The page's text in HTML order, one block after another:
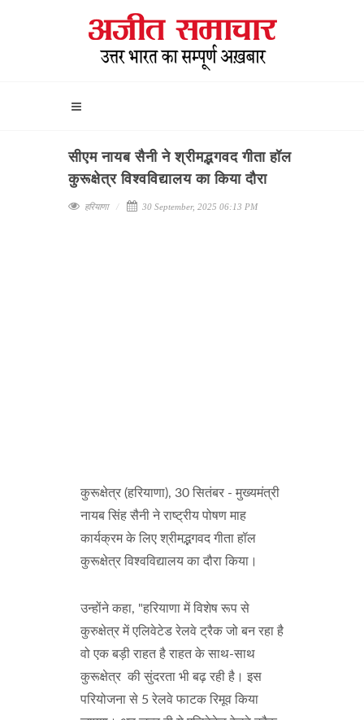
सीएम नायब सैनी ने श्रीमद्भगवद गीता हॉल
कुरूक्षेत्र विश्वविद्यालय का किया दौरा
हरियाणा 30 September, 2025 06:13 PM
कुरूक्षेत्र (हरियाणा), 30 सितंबर - मुख्यमंत्री
नायब सिंह सैनी ने राष्ट्रीय पोषण माह
कार्यक्रम के लिए श्रीमद्भगवद गीता हॉल
कुरूक्षेत्र विश्वविद्यालय का दौरा किया।
उन्होंने कहा, "हरियाणा में विशेष रूप से
कुरुक्षेत्र में एलिवेटेड रेलवे ट्रैक जो बन रहा है
वो एक बड़ी राहत है राहत के साथ-साथ
कुरूक्षेत्र की सुंदरता भी बढ़ रही है। इस
परियोजना से 5 रेलवे फाटक रिमूव किया